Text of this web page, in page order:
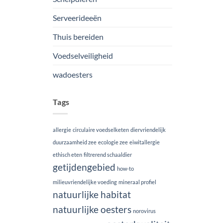
Serveerideeën
Thuis bereiden
Voedselveiligheid
wadoesters
Tags
allergie circulaire voedselketen diervriendelijk
duurzaamheid zee ecologie zee eiwitallergie
ethisch eten filtrerend schaaldier
getijdengebied how-to
milieuvriendelijke voeding mineraal profiel
natuurlijke habitat
natuurlijke oesters norovirus